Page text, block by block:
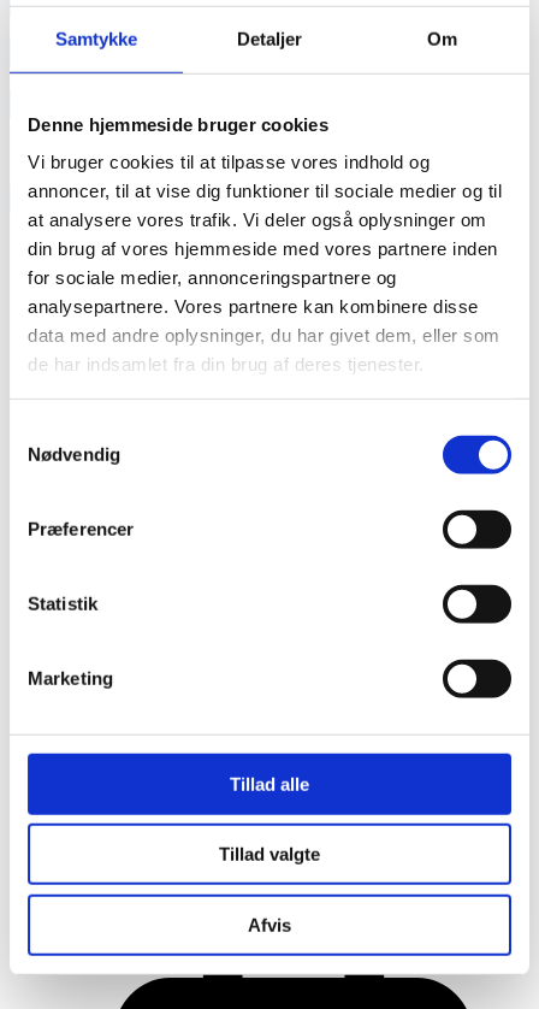
Samtykke Detaljer Om
Denne hjemmeside bruger cookies
Vi bruger cookies til at tilpasse vores indhold og
annoncer, til at vise dig funktioner til sociale medier og til
at analysere vores trafik. Vi deler også oplysninger om
din brug af vores hjemmeside med vores partnere inden
for sociale medier, annonceringspartnere og
analysepartnere. Vores partnere kan kombinere disse
data med andre oplysninger, du har givet dem, eller som
de har indsamlet fra din brug af deres tjenester.
Nødvendig
Præferencer
Statistik
Marketing
Tillad alle
Tillad valgte
Afvis
annonce
RAINBOW BUSINESS DENMARK
Rainbow Awards